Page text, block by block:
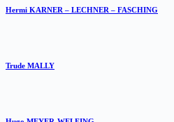
Hermi KARNER – LECHNER – FASCHING
Trude MALLY